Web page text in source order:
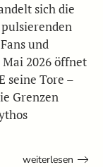
sich die
und
2026 öffnet
seine Tore –
Grenzen
weiterlesen